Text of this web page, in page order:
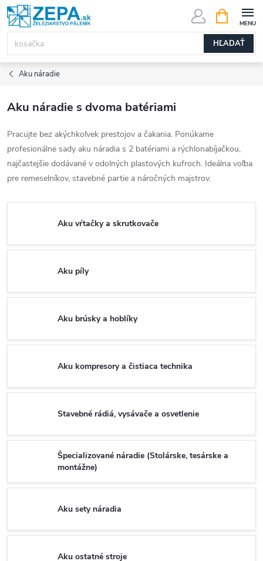
Prejsť
na
obsah
HĽADAŤ
KOŠÍK
Aku náradie
Aku náradie s dvoma batériami
Pracujte bez akýchkoľvek prestojov a čakania. Ponúkame
profesionálne sady aku náradia s 2 batériami a rýchlonabíjačkou,
najčastejšie dodávané v odolných plastových kufroch. Ideálna voľba
pre remeselníkov, stavebné partie a náročných majstrov.
Aku vŕtačky a skrutkovače
Aku píly
Aku brúsky a hoblíky
Aku kompresory a čistiaca technika
Stavebné rádiá, vysávače a osvetlenie
Špecializované náradie (Stolárske, tesárske a
montážne)
Aku sety náradia
Aku ostatné stroje